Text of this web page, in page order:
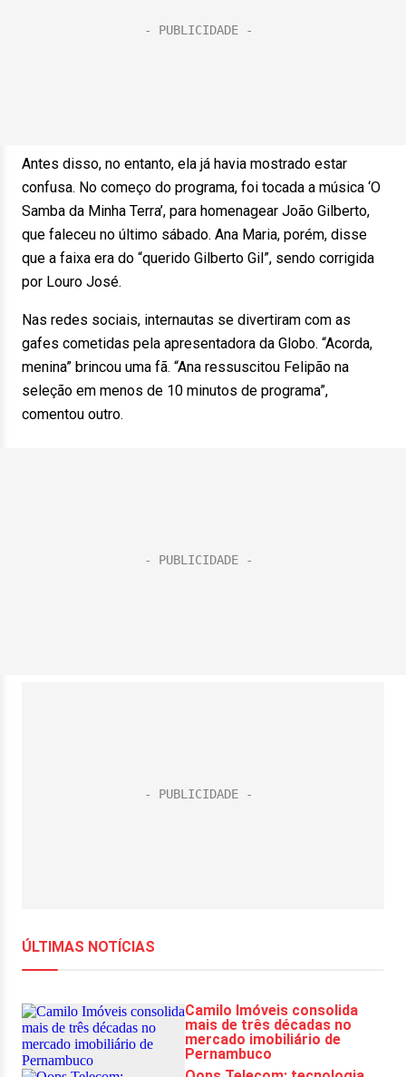
Antes disso, no entanto, ela já havia mostrado estar
confusa. No começo do programa, foi tocada a música ‘O
Samba da Minha Terra’, para homenagear João Gilberto,
que faleceu no último sábado. Ana Maria, porém, disse
que a faixa era do “querido Gilberto Gil”, sendo corrigida
por Louro José.
Nas redes sociais, internautas se divertiram com as
gafes cometidas pela apresentadora da Globo. “Acorda,
menina” brincou uma fã. “Ana ressuscitou Felipão na
seleção em menos de 10 minutos de programa”,
comentou outro.